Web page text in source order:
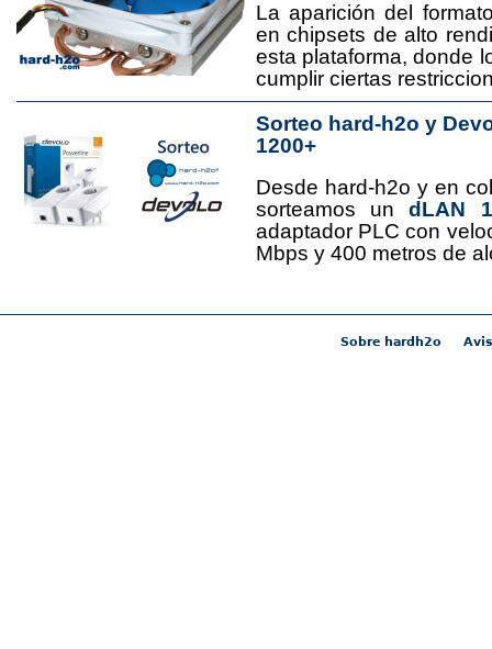
La aparición del
en chipsets de alto
esta plataforma, donde
cumplir ciertas
Sorteo hard-h2o y
1200+
Desde hard-h2o y en
sorteamos undLAN
adaptador PLC con
Mbps y 400 metros de
Sobre hardh2o